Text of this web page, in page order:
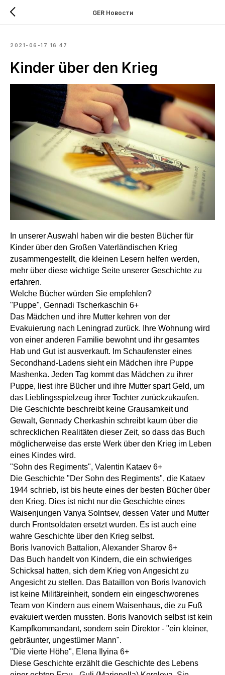
GER Новости
2021-06-17 16:47
Kinder über den Krieg
In unserer Auswahl haben wir die besten Bücher für
Kinder über den Großen Vaterländischen Krieg
zusammengestellt, die kleinen Lesern helfen werden,
mehr über diese wichtige Seite unserer Geschichte zu
erfahren.
Welche Bücher würden Sie empfehlen?
"Puppe", Gennadi Tscherkaschin 6+
Das Mädchen und ihre Mutter kehren von der
Evakuierung nach Leningrad zurück. Ihre Wohnung wird
von einer anderen Familie bewohnt und ihr gesamtes
Hab und Gut ist ausverkauft. Im Schaufenster eines
Secondhand-Ladens sieht ein Mädchen ihre Puppe
Mashenka. Jeden Tag kommt das Mädchen zu ihrer
Puppe, liest ihre Bücher und ihre Mutter spart Geld, um
das Lieblingsspielzeug ihrer Tochter zurückzukaufen.
Die Geschichte beschreibt keine Grausamkeit und
Gewalt, Gennady Cherkashin schreibt kaum über die
schrecklichen Realitäten dieser Zeit, so dass das Buch
möglicherweise das erste Werk über den Krieg im Leben
eines Kindes wird.
"Sohn des Regiments", Valentin Kataev 6+
Die Geschichte "Der Sohn des Regiments", die Kataev
1944 schrieb, ist bis heute eines der besten Bücher über
den Krieg. Dies ist nicht nur die Geschichte eines
Waisenjungen Vanya Solntsev, dessen Vater und Mutter
durch Frontsoldaten ersetzt wurden. Es ist auch eine
wahre Geschichte über den Krieg selbst.
Boris Ivanovich Battalion, Alexander Sharov 6+
Das Buch handelt von Kindern, die ein schwieriges
Schicksal hatten, sich dem Krieg von Angesicht zu
Angesicht zu stellen. Das Bataillon von Boris Ivanovich
ist keine Militäreinheit, sondern ein eingeschworenes
Team von Kindern aus einem Waisenhaus, die zu Fuß
evakuiert werden mussten. Boris Ivanovich selbst ist kein
Kampfkommandant, sondern sein Direktor - "ein kleiner,
gebräunter, ungestümer Mann".
"Die vierte Höhe", Elena Ilyina 6+
Diese Geschichte erzählt die Geschichte des Lebens